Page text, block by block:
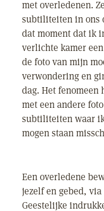
met overledenen.
subtiliteiten in ons
dat moment dat ik
verlichte kamer
de foto van mijn
verwondering en
dag. Het fenomeen
met een andere
subtiliteiten waar
mogen staan
Een overledene
jezelf en gebed,
Geestelijke